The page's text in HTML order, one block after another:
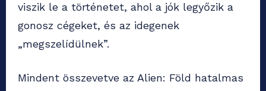
viszik le a történetet, ahol a jók legyőzik a
gonosz cégeket, és az idegenek
„megszelídülnek”.
Mindent összevetve az Alien: Föld hatalmas